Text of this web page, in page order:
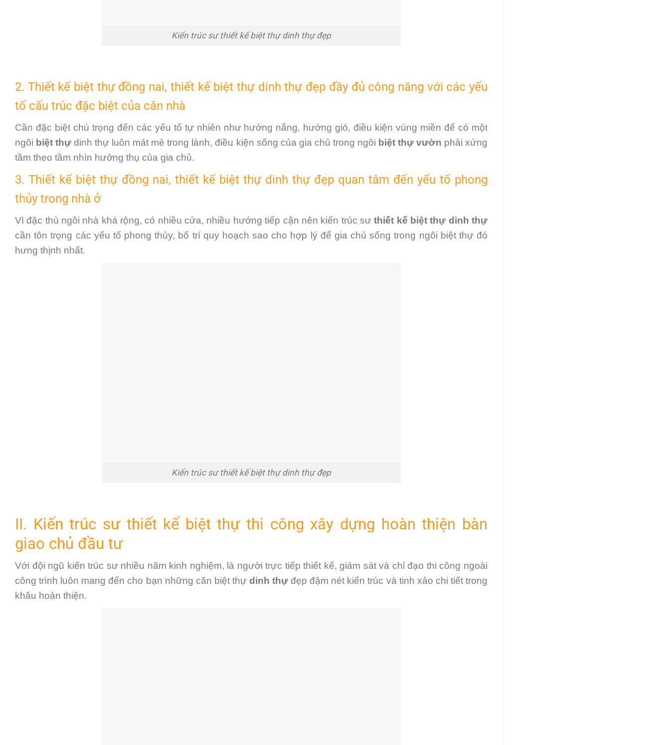
Kiến trúc sư thiết kế biệt thự dinh thự đẹp
2. Thiết kế biệt thự đồng nai, thiết kế biệt thự dinh thự đẹp đầy đủ công năng với các yếu
tố cấu trúc đặc biệt của căn nhà
Cần đặc biệt chú trọng đến các yếu tố tự nhiên như hướng nắng, hướng gió, điều kiện vùng miền để có một
ngôi biệt thự dinh thự luôn mát mẻ trong lành, điều kiện sống của gia chủ trong ngôi biệt thự vườn phải xứng
tầm theo tầm nhìn hưởng thụ của gia chủ.
3. Thiết kế biệt thự đồng nai, thiết kế biệt thự dinh thự đẹp quan tâm đến yếu tố phong
thủy trong nhà ở
Vì đặc thù ngôi nhà khá rộng, có nhiều cửa, nhiều hướng tiếp cận nên kiến trúc sưthiết kế biệt thự dinh thự
cần tôn trọng các yếu tố phong thủy, bố trí quy hoạch sao cho hợp lý để gia chủ sống trong ngôi biệt thự đó
hưng thịnh nhất.
Kiến trúc sư thiết kế biệt thự dinh thự đẹp
II. Kiến trúc sư thiết kế biệt thự thi công xây dựng hoàn thiện bàn
giao chủ đầu tư
Với đội ngũ kiến trúc sư nhiều năm kinh nghiệm, là người trực tiếp thiết kế, giám sát và chỉ đạo thi công ngoài
công trình luôn mang đến cho bạn những căn biệt thự dinh thự đẹp đậm nét kiến trúc và tinh xảo chi tiết trong
khâu hoàn thiện.